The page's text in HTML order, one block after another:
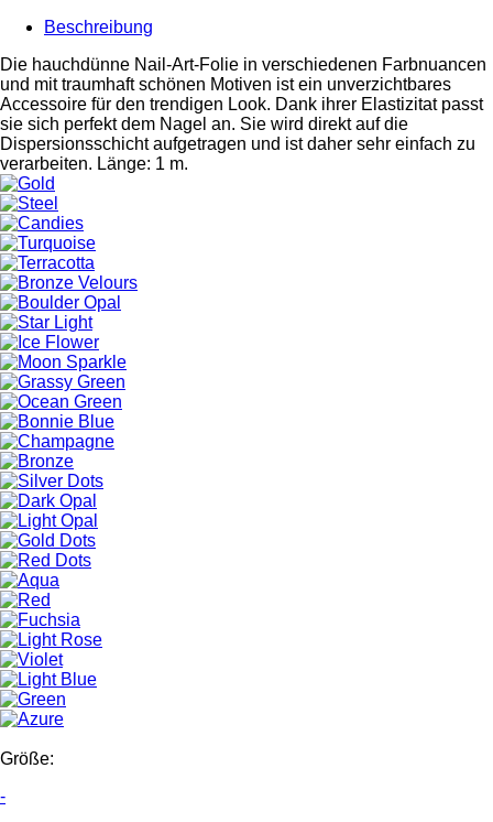
Beschreibung
Die hauchdünne Nail-Art-Folie in verschiedenen Farbnuancen
und mit traumhaft schönen Motiven ist ein unverzichtbares
Accessoire für den trendigen Look. Dank ihrer Elastizitat passt
sie sich perfekt dem Nagel an. Sie wird direkt auf die
Dispersionsschicht aufgetragen und ist daher sehr einfach zu
verarbeiten. Länge: 1 m.
Größe:
-